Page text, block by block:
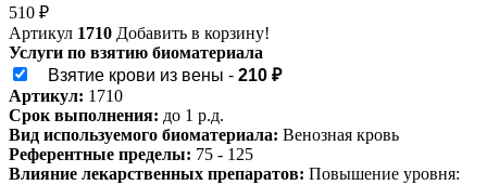
510 ₽
Артикул 1710 Добавить в корзину!
Услуги по взятию биоматериала
Взятие крови из вены - 210 ₽
Артикул: 1710
Срок выполнения: до 1 р.д.
Вид используемого биоматериала: Венозная кровь
Референтные пределы: 75 - 125
Влияние лекарственных препаратов: Повышение уровня: